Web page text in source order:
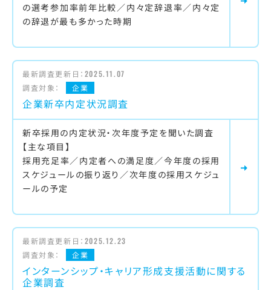
の選考参加率前年比較／内々定辞退率／内々定
の辞退が最も多かった時期
最新調査更新日： 2025.11.07
調査対象：
企業
企業新卒内定状況調査
新卒採用の内定状況・次年度予定を聞いた調査
【主な項目】
採用充足率／内定者への満足度／今年度の採用
スケジュールの振り返り／次年度の採用スケジュ
ールの予定
最新調査更新日： 2025.12.23
調査対象：
企業
インターンシップ・キャリア形成支援活動に関する
企業調査